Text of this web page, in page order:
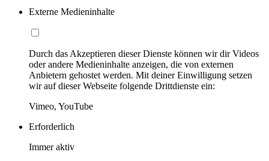
Externe Medieninhalte
Durch das Akzeptieren dieser Dienste können wir dir Videos
oder andere Medieninhalte anzeigen, die von externen
Anbietern gehostet werden. Mit deiner Einwilligung setzen
wir auf dieser Webseite folgende Drittdienste ein:
Vimeo, YouTube
Erforderlich
Immer aktiv